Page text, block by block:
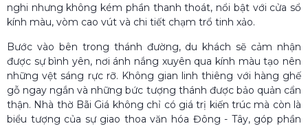
nghi nhưng không kém phần thanh thoát, nổi bật với cửa sổ
kính màu, vòm cao vút và chi tiết chạm trổ tinh xảo.
Bước vào bên trong thánh đường, du khách sẽ cảm nhận
được sự bình yên, nơi ánh nắng xuyên qua kính màu tạo nên
những vệt sáng rực rỡ. Không gian linh thiêng với hàng ghế
gỗ ngay ngắn và những bức tượng thánh được bảo quản cẩn
thận. Nhà thờ Bãi Giá không chỉ có giá trị kiến trúc mà còn là
biểu tượng của sự giao thoa văn hóa Đông - Tây, góp phần